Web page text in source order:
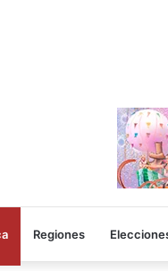
Regiones